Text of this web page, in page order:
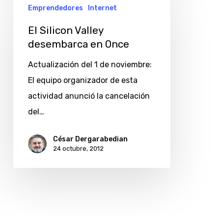
Silicon
Valley
desembarca
Once
Emprendedores Internet
El Silicon Valley
desembarca en Once
Actualización del 1 de noviembre:
El equipo organizador de esta
actividad anunció la cancelación
del…
César Dergarabedian
24 octubre, 2012